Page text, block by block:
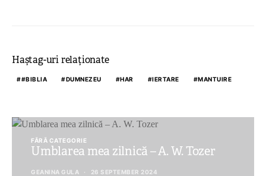
Haștag-uri relaționate
#BIBLIA DUMNEZEU HAR IERTARE MANTUIRE
FĂRĂ CATEGORIE
Umblarea mea zilnică – A. W. Tozer
GEANINA GULA 26 SEPTEMBER 2024